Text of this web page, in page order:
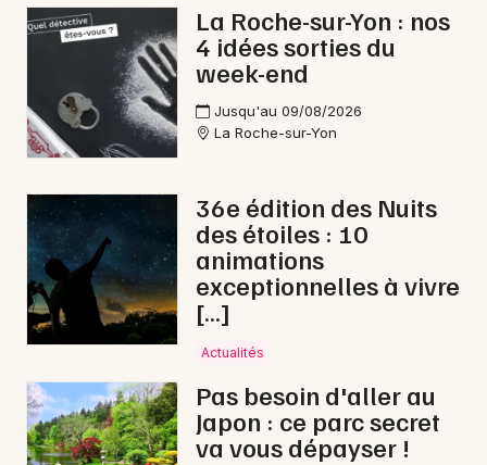
Magazine aux Herbiers
85 - Vendée
Choisir mes départements
Je m'abonne
La Roche-sur-Yon : nos
4 idées sorties du
week-end
Jusqu'au 09/08/2026
La Roche-sur-Yon
36e édition des Nuits
des étoiles : 10
animations
exceptionnelles à vivre
[…]
Actualités
Pas besoin d'aller au
Japon : ce parc secret
va vous dépayser !